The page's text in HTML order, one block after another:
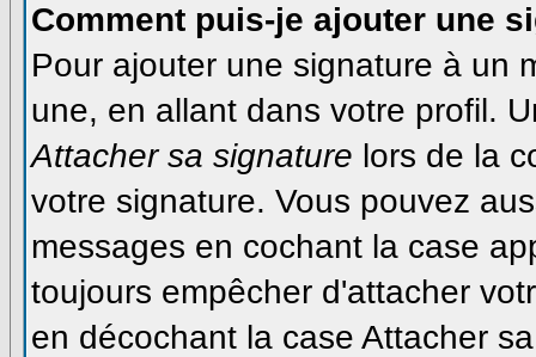
Comment puis-je ajouter une
Pour ajouter une signature à un
une, en allant dans votre profil.
Attacher sa signature lors de la
votre signature. Vous pouvez
messages en cochant la case
toujours empêcher d'attacher
en décochant la case Attacher